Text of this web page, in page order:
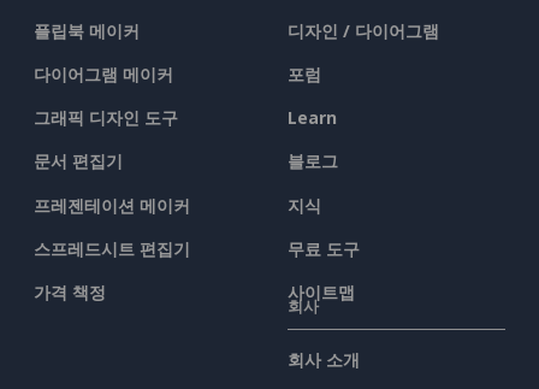
플립북 메이커
다이어그램 메이커
그래픽 디자인 도구
문서 편집기
프레젠테이션 메이커
스프레드시트 편집기
가격 책정
디자인 / 다이어그램
포럼
Learn
블로그
지식
무료 도구
사이트맵
회사
회사 소개